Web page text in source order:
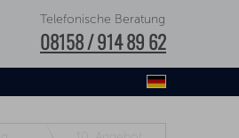
Telefonische Beratung
08158 / 914 89 62